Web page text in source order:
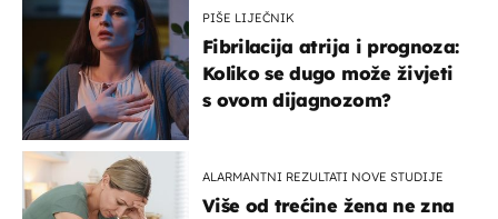
PIŠE LIJEČNIK
Fibrilacija atrija i prognoza:
Koliko se dugo može živjeti
s ovom dijagnozom?
ALARMANTNI REZULTATI NOVE STUDIJE
Više od trećine žena ne zna